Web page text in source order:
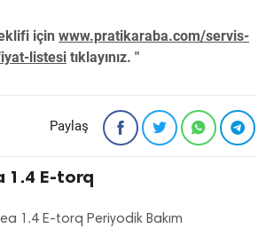
için www.pratikaraba.com/servis-
listesi tıklayınız. "
Paylaş
1.4 E-torq
1.4 E-torq Periyodik Bakım